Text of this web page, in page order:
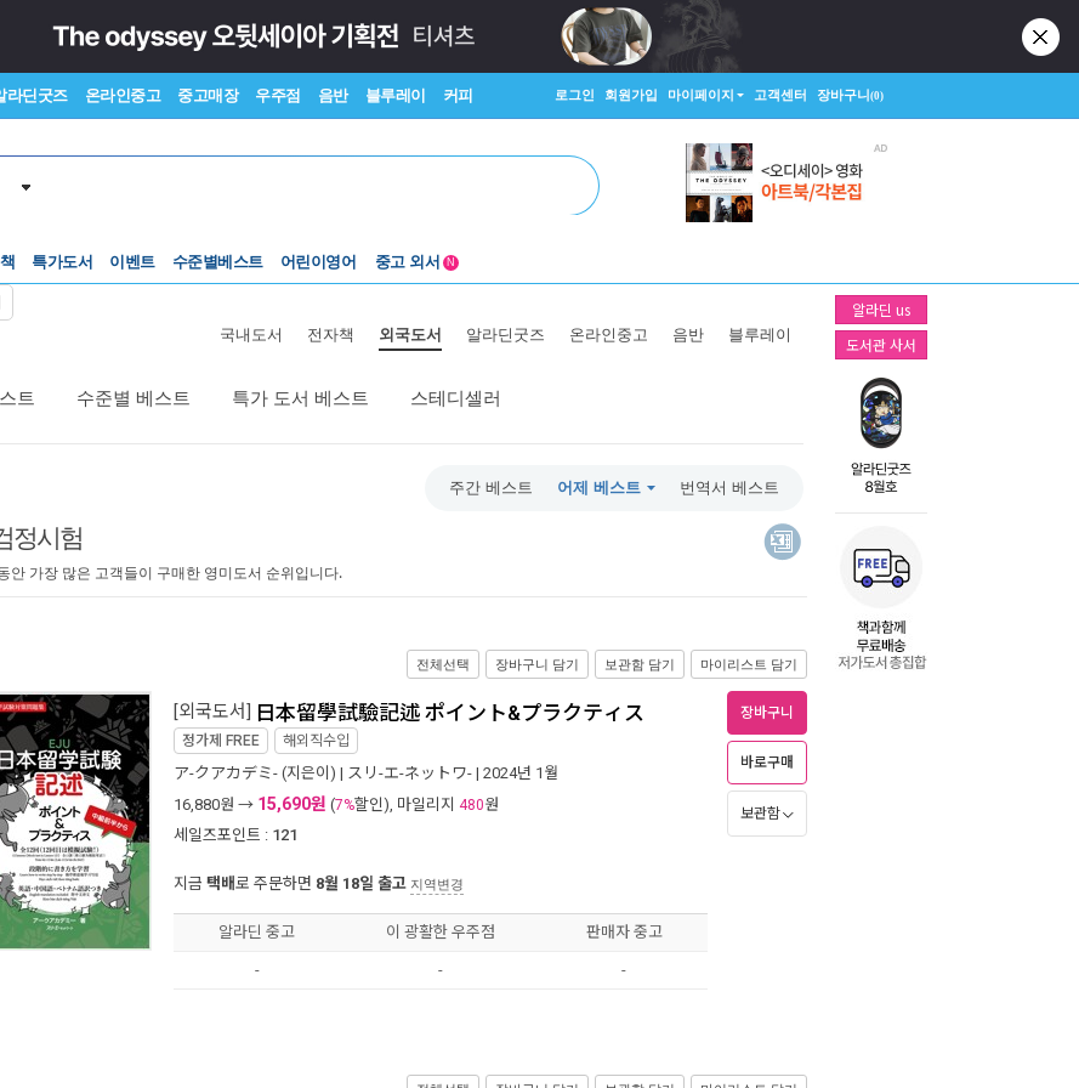
라딘굿즈 온라인중고 중고매장 우주점 음반 블루레이 커피 로그인 회원가입 마이페이지 고객센터 장바구니(0)
특가도서 이벤트
수준별베스트
어린이영어
중고 외서
중고 외서
N
알라딘 us
도서관 사서
국내도서 전자책 외국도서 알라딘굿즈 온라인중고 음반 블루레이
트 수준별 베스트 특가 도서 베스트 스테디셀러
주간 베스트 어제 베스트 번역서 베스트
정시험
안 가장 많은 고객들이 구매한 영미도서 순위입니다.
전체선택 장바구니 담기 보관함 담기 마이리스트 담기
[외국도서] 日本留學試驗記述 ポイント&プラクティス
정가제 FREE 해외직수입
ア-クアカデミ- (지은이) | スリ-エ-ネットワ- | 2024년 1월
16,880원 → 15,690원 (7%할인), 마일리지 480원
세일즈포인트 : 121
지금 택배로 주문하면 8월 18일 출고 지역변경
장바구니
바로구매
보관함
알라딘 중고 이 광활한 우주점 판매자 중고
- - -